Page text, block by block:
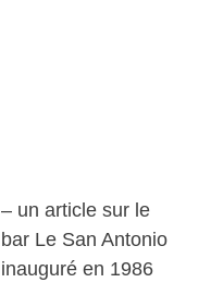
– un article sur le
bar Le San Antonio
inauguré en 1986